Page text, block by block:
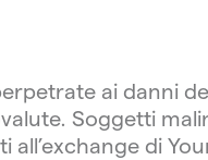
ai danni
Soggetti
all’exchange di